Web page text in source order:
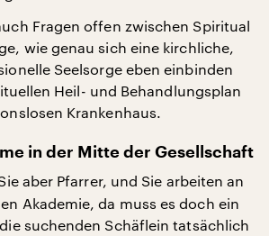
Fragen offen zwischen Spiritual
wie genau sich eine kirchliche,
Seelsorge eben einbinden
Heil- und Behandlungsplan
Krankenhaus.
in der Mitte der Gesellschaft
aber Pfarrer, und Sie arbeiten an
Akademie, da muss es doch ein
suchenden Schäflein tatsächlich